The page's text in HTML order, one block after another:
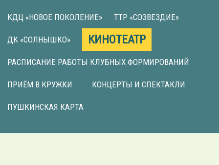
КДЦ «НОВОЕ ПОКОЛЕНИЕ» ТТР «СОЗВЕЗДИЕ»
ДК «СОЛНЫШКО» КИНОТЕАТР
РАСПИСАНИЕ РАБОТЫ КЛУБНЫХ ФОРМИРОВАНИЙ
ПРИЁМ В КРУЖКИ КОНЦЕРТЫ И СПЕКТАКЛИ
ПУШКИНСКАЯ КАРТА